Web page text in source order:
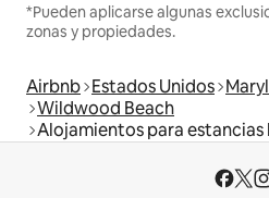
*Pueden aplicarse algunas
zonas y propiedades.
Airbnb Estados Unidos
Wildwood Beach
Alojamientos para estancias